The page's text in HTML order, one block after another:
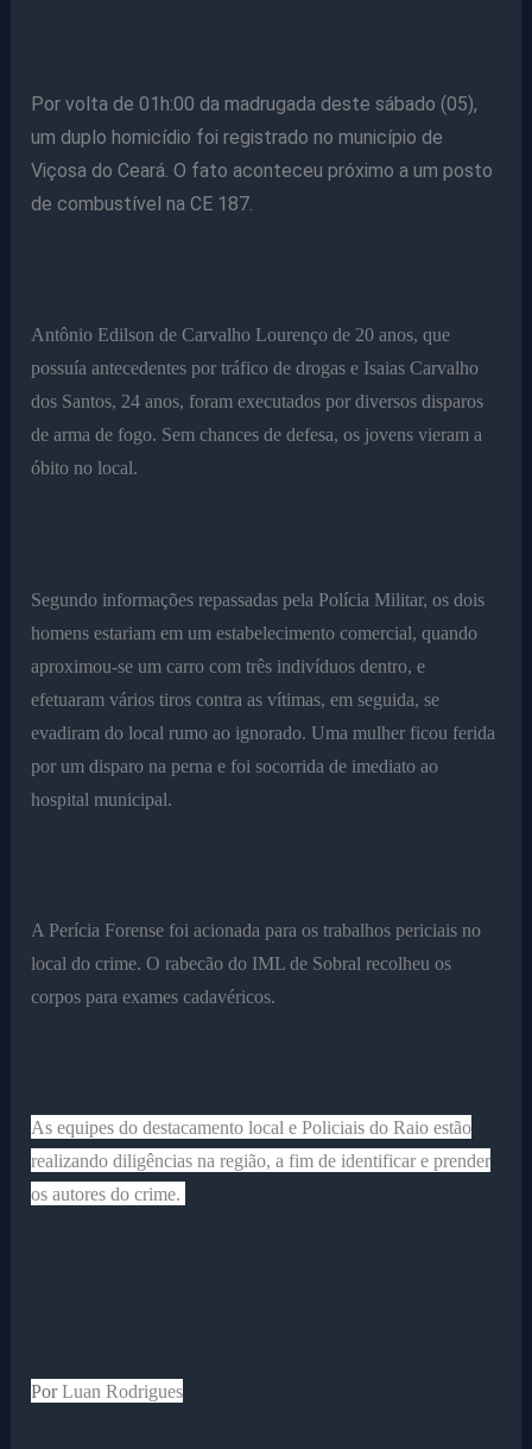
Por volta de 01h:00 da madrugada deste sábado (05),
um duplo homicídio foi registrado no município de
Viçosa do Ceará. O fato aconteceu próximo a um posto
de combustível na CE 187.
Antônio Edilson de Carvalho Lourenço de 20 anos, que
possuía antecedentes por tráfico de drogas e Isaias Carvalho
dos Santos, 24 anos, foram executados por diversos disparos
de arma de fogo. Sem chances de defesa, os jovens vieram a
óbito no local.
Segundo informações repassadas pela Polícia Militar, os dois
homens estariam em um estabelecimento comercial, quando
aproximou-se um carro com três indivíduos dentro, e
efetuaram vários tiros contra as vítimas, em seguida, se
evadiram do local rumo ao ignorado. Uma mulher ficou ferida
por um disparo na perna e foi socorrida de imediato ao
hospital municipal.
A Perícia Forense foi acionada para os trabalhos periciais no
local do crime. O rabecão do IML de Sobral recolheu os
corpos para exames cadavéricos.
As equipes do destacamento local e Policiais do Raio estão
realizando diligências na região, a fim de identificar e prender
os autores do crime.
Por Luan Rodrigues